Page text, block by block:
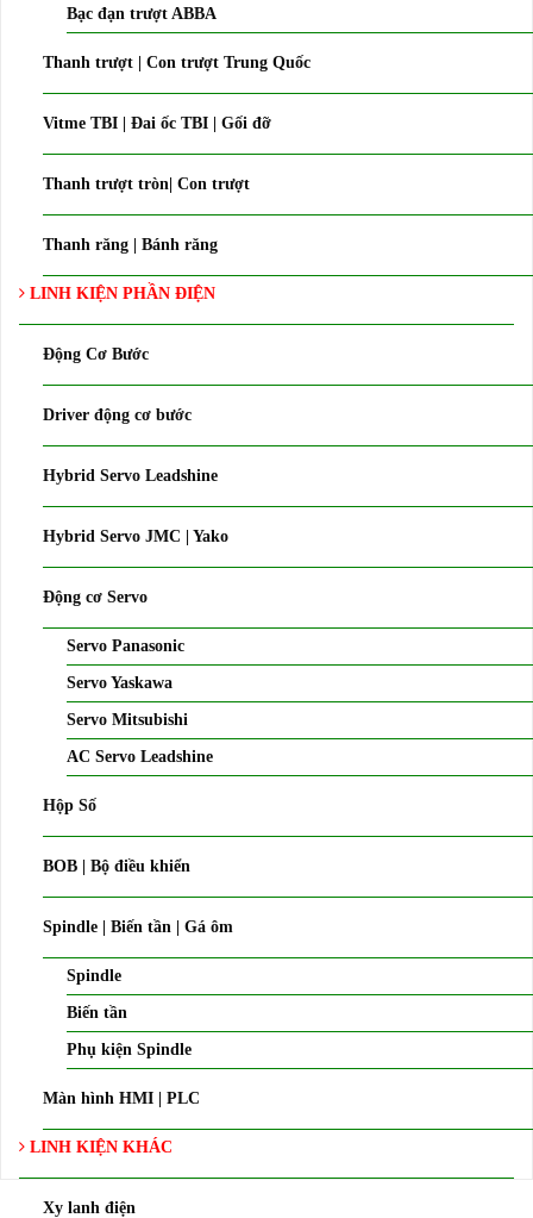
Bạc đạn trượt ABBA
Thanh trượt | Con trượt Trung Quốc
Vitme TBI | Đai ốc TBI | Gối đỡ
Thanh trượt tròn| Con trượt
Thanh răng | Bánh răng
LINH KIỆN PHẦN ĐIỆN
Động Cơ Bước
Driver động cơ bước
Hybrid Servo Leadshine
Hybrid Servo JMC | Yako
Động cơ Servo
Servo Panasonic
Servo Yaskawa
Servo Mitsubishi
AC Servo Leadshine
Hộp Số
BOB | Bộ điều khiển
Spindle | Biến tần | Gá ôm
Spindle
Biến tần
Phụ kiện Spindle
Màn hình HMI | PLC
LINH KIỆN KHÁC
Xy lanh điện